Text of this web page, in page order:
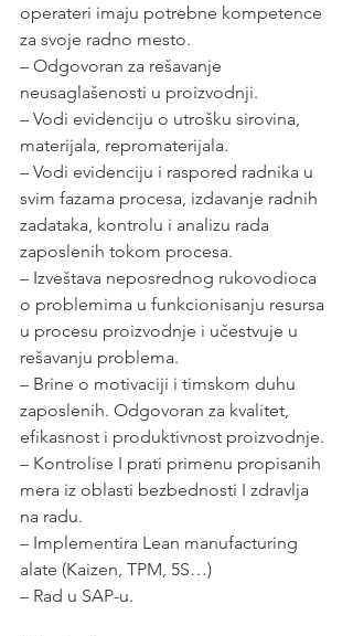
operateri imaju potrebne kompetence
za svoje radno mesto.
– Odgovoran za rešavanje
neusaglašenosti u proizvodnji.
– Vodi evidenciju o utrošku sirovina,
materijala, repromaterijala.
– Vodi evidenciju i raspored radnika u
svim fazama procesa, izdavanje radnih
zadataka, kontrolu i analizu rada
zaposlenih tokom procesa.
– Izveštava neposrednog rukovodioca
o problemima u funkcionisanju resursa
u procesu proizvodnje i učestvuje u
rešavanju problema.
– Brine o motivaciji i timskom duhu
zaposlenih. Odgovoran za kvalitet,
efikasnost i produktivnost proizvodnje.
– Kontrolise I prati primenu propisanih
mera iz oblasti bezbednosti I zdravlja
na radu.
– Implementira Lean manufacturing
alate (Kaizen, TPM, 5S…)
– Rad u SAP-u.